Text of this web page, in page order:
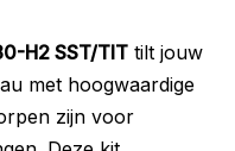
H2 SST/TIT tilt jouw
met hoogwaardige
zijn voor